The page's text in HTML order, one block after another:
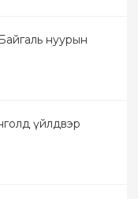
нуурын
үйлдвэр